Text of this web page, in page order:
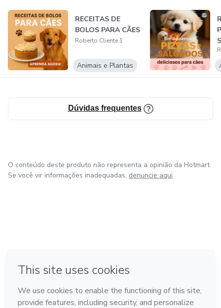
RECEITAS DE
BOLOS PARA CÃES
Roberto Cliente 1
Animais e Plantas
Dúvidas frequentes
O conteúdo deste produto não representa a opinião da Hotmart.
Se você vir informações inadequadas, denuncie aqui
Feito com ❤ em Bogotá